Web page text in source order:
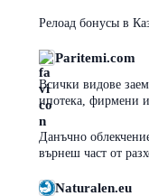
Релоад бонусы в
Paritemi.com
Всички видове
ипотека, фирмени
плюсове, минуси и
Данъчно
върнеш част от
Naturalen.eu